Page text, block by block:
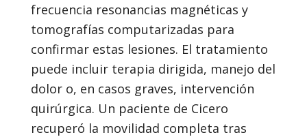
frecuencia resonancias magnéticas y
tomografías computarizadas para
confirmar estas lesiones. El tratamiento
puede incluir terapia dirigida, manejo del
dolor o, en casos graves, intervención
quirúrgica. Un paciente de Cicero
recuperó la movilidad completa tras